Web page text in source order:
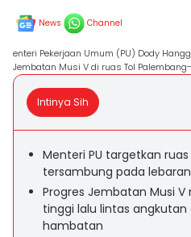
News Channel
enteri Pekerjaan Umum (PU) Dody
Jembatan Musi V di ruas Tol
Intinya Sih
Menteri PU targetkan
tersambung pada
Progres Jembatan Musi
tinggi lalu lintas
hambatan